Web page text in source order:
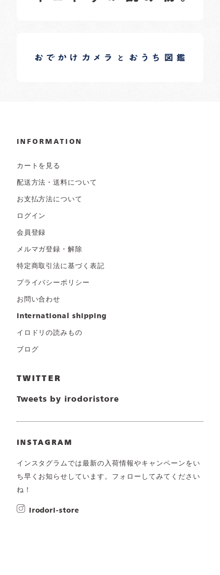
日常の様子など随時更新中です。
INFORMATION
カートを見る
配送方法・送料について
お支払方法について
ログイン
会員登録
メルマガ登録・解除
特定商取引法に基づく表記
プライバシーポリシー
お問い合わせ
international shipping
イロドリの読みもの
ブログ
TWITTER
Tweets by irodoristore
INSTAGRAM
インスタグラムでは最新の入荷情報やキャンペーンをい
ち早くお知らせしています。フォローしてみてください
ね！
irodori-store